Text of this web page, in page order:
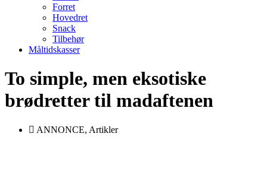
Forret
Hovedret
Snack
Tilbehør
Måltidskasser
To simple, men eksotiske
brødretter til madaftenen
ANNONCE, Artikler